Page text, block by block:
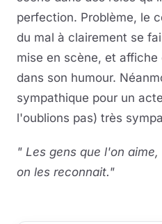
perfection. Problème, le
du mal à clairement se
mise en scène, et affiche
dans son humour.
sympathique pour un
l'oublions pas) très
" Les gens que l'on
on les reconnait."